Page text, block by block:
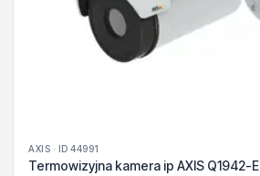
AXIS · ID 44991
Termowizyjna kamera ip AXIS Q1942-E